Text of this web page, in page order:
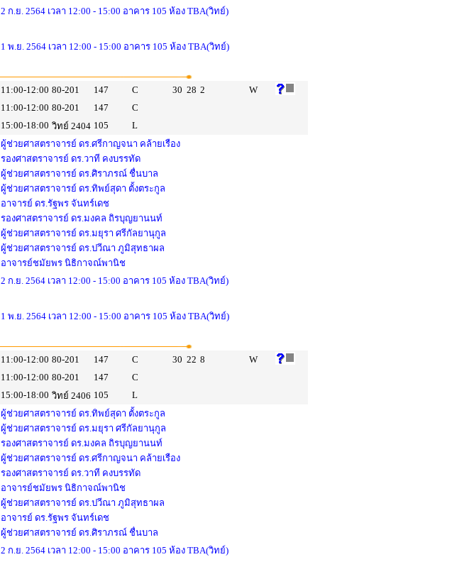
2 ก.ย. 2564 เวลา 12:00 - 15:00 อาคาร 105 ห้อง TBA(วิทย์)
1 พ.ย. 2564 เวลา 12:00 - 15:00 อาคาร 105 ห้อง TBA(วิทย์)
11:00-12:00 80-201 147 C 30 28 2
W
11:00-12:00 80-201 147
C
15:00-18:00 วิทย์ 2404 105
L
ผู้ช่วยศาสตราจารย์ ดร.ศรีกาญจนา คล้ายเรือง
รองศาสตราจารย์ ดร.วาที คงบรรทัด
ผู้ช่วยศาสตราจารย์ ดร.ศิราภรณ์ ชื่นบาล
ผู้ช่วยศาสตราจารย์ ดร.ทิพย์สุดา ตั้งตระกูล
อาจารย์ ดร.รัฐพร จันทร์เดช
รองศาสตราจารย์ ดร.มงคล ถิรบุญยานนท์
ผู้ช่วยศาสตราจารย์ ดร.มยุรา ศรีกัลยานุกูล
ผู้ช่วยศาสตราจารย์ ดร.ปวีณา ภูมิสุทธาผล
อาจารย์ชมัยพร นิธิกาจณ์พานิช
2 ก.ย. 2564 เวลา 12:00 - 15:00 อาคาร 105 ห้อง TBA(วิทย์)
1 พ.ย. 2564 เวลา 12:00 - 15:00 อาคาร 105 ห้อง TBA(วิทย์)
11:00-12:00 80-201 147 C 30 22 8
W
11:00-12:00 80-201 147
C
15:00-18:00 วิทย์ 2406 105
L
ผู้ช่วยศาสตราจารย์ ดร.ทิพย์สุดา ตั้งตระกูล
ผู้ช่วยศาสตราจารย์ ดร.มยุรา ศรีกัลยานุกูล
รองศาสตราจารย์ ดร.มงคล ถิรบุญยานนท์
ผู้ช่วยศาสตราจารย์ ดร.ศรีกาญจนา คล้ายเรือง
รองศาสตราจารย์ ดร.วาที คงบรรทัด
อาจารย์ชมัยพร นิธิกาจณ์พานิช
ผู้ช่วยศาสตราจารย์ ดร.ปวีณา ภูมิสุทธาผล
อาจารย์ ดร.รัฐพร จันทร์เดช
ผู้ช่วยศาสตราจารย์ ดร.ศิราภรณ์ ชื่นบาล
2 ก.ย. 2564 เวลา 12:00 - 15:00 อาคาร 105 ห้อง TBA(วิทย์)